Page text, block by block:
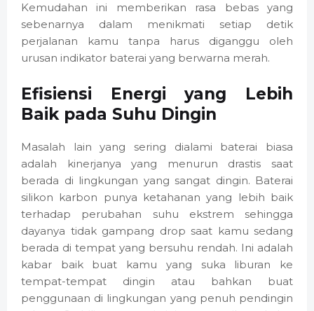
Kemudahan ini memberikan rasa bebas yang
sebenarnya dalam menikmati setiap detik
perjalanan kamu tanpa harus diganggu oleh
urusan indikator baterai yang berwarna merah.
Efisiensi Energi yang Lebih
Baik pada Suhu Dingin
Masalah lain yang sering dialami baterai biasa
adalah kinerjanya yang menurun drastis saat
berada di lingkungan yang sangat dingin. Baterai
silikon karbon punya ketahanan yang lebih baik
terhadap perubahan suhu ekstrem sehingga
dayanya tidak gampang drop saat kamu sedang
berada di tempat yang bersuhu rendah. Ini adalah
kabar baik buat kamu yang suka liburan ke
tempat-tempat dingin atau bahkan buat
penggunaan di lingkungan yang penuh pendingin